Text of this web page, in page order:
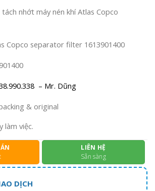
nhớt máy nén khí Atlas Copco
Copco separator filter 1613901400
– Mr. Dũng
& original
làm việc.
LIÊN HỆ
Sẵn sàng
DỊCH